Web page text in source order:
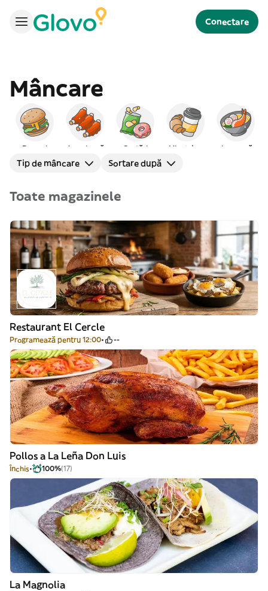
Conectare
Mâncare
Burgeri Americană Gustări Mic dejun Japoneză
Tip de mâncare Sortare după
Toate magazinele
Restaurant El Cercle
Programează pentru 12:00 --
Pollos a La Leña Don Luis
Închis 100%(17)
La Magnolia